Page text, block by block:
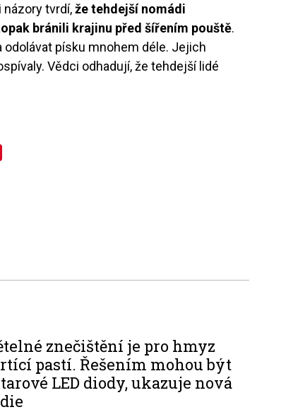
názory tvrdí,že tehdejší nomádi
bránili krajinu před šířením pouště.
písku mnohem déle. Jejich
Vědci odhadují, že tehdejší lidé
znečištění je pro hmyz
pastí. Řešením mohou být
LED diody, ukazuje nová